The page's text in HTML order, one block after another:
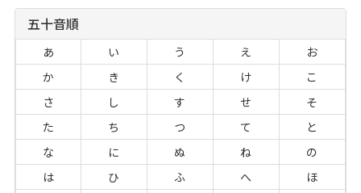
五十音順
あ い う え
お
か
き く け
こ
さ
し す せ
そ
た
ち つ て
と
な
に ぬ ね
の
は
ひ ふ へ
ほ